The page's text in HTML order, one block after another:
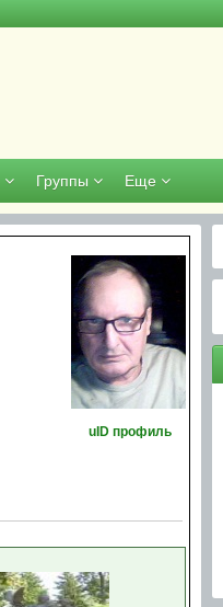
Группы Еще
uID профиль